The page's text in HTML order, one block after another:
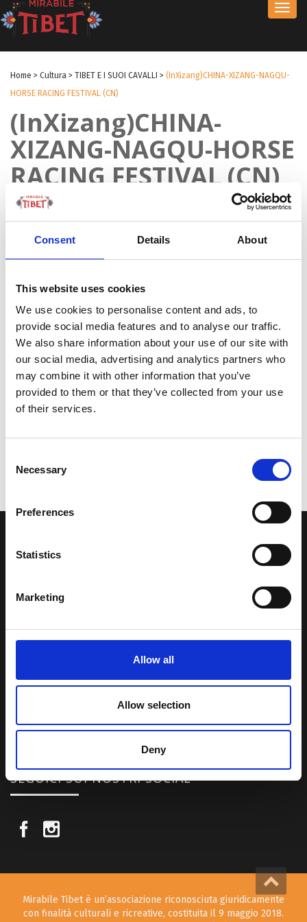
Consent Details About
This website uses cookies
We use cookies to personalise content and ads, to
provide social media features and to analyse our traffic.
We also share information about your use of our site with
our social media, advertising and analytics partners who
may combine it with other information that you’ve
provided to them or that they’ve collected from your use
of their services.
Selection
Necessary
Preferences
Statistics
Marketing
Allow all
Allow selection
Deny
Home > Cultura > TIBET E I SUOI CAVALLI > (InXizang)CHINA-XIZANG-NAGQU-
HORSE RACING FESTIVAL (CN)
(InXizang)CHINA-
XIZANG-NAGQU-HORSE
RACING FESTIVAL (CN)
by Redazione I
Una comunità di appassionati della cultura tibetana che hanno
avuto modo di viaggiare e conoscere questa meravigliosa regione.
paesaggi e la sua gente è capace di riempire il cuore.
Attraverso i nostri contributi cercheremo agevolare la conoscenza
vicina la possibilità per chiunque voglia – almeno una volta nella vita
– visitare il “Tetto del Mondo”.
SEGUICI SUI NOSTRI SOCIAL
Mirabile Tibet è un’associazione riconosciuta giuridicamente
con finalità culturali e ricreative, costituita il 9 maggio 2018.